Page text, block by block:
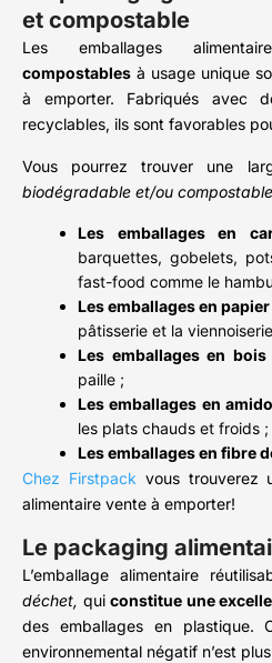
et compostable
Les emballages
compostables à usage unique
à emporter. Fabriqués avec
recyclables, ils sont favorables
Vous pourrez trouver une
biodégradable et/ou compostable
Les emballages en
barquettes, gobelets,
fast-food comme le
Les emballages en
pâtisserie et la
Les emballages en
paille ;
Les emballages en
les plats chauds et froids ;
Les emballages en fibre
Chez Firstpackvous trouverez
alimentaire vente à emporter!
Le packaging
L’emballage alimentaire
déchet, quiconstitue une
des emballages en plastique.
environnemental négatif n’est